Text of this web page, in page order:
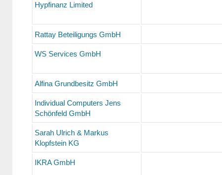
Hypfinanz Limited
Rattay Beteiligungs GmbH
WS Services GmbH
Alfina Grundbesitz GmbH
Individual Computers Jens
Schönfeld GmbH
Sarah Ulrich & Markus
Klopfstein KG
IKRA GmbH